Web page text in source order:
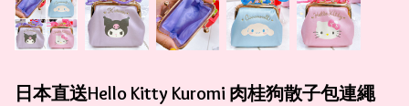
日本直送Hello Kitty Kuromi 肉桂狗散子包連繩